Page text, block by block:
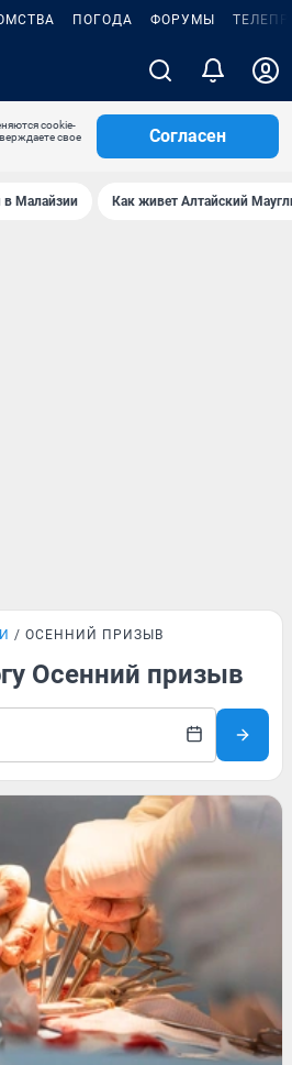
ПОГОДА ФОРУМЫ
cookie-
свое
Согласен
в Малайзии Как живет Алтайский
ОСЕННИЙ ПРИЗЫВ
Осенний призыв